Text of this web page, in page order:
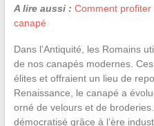
A lire aussi : Comment
canapé
Dans l’Antiquité, les Romains
de nos canapés modernes.
élites et offraient un lieu de
Renaissance, le canapé a
orné de velours et de
démocratisé grâce à l’ère